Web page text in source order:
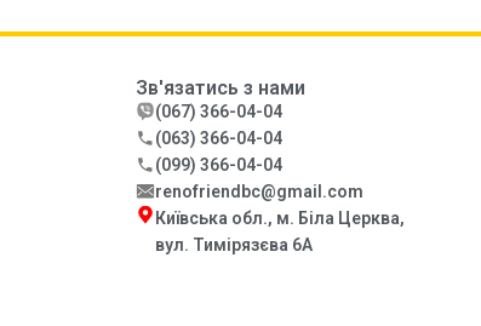
Зв'язатись з нами
(067) 366-04-04
(063) 366-04-04
(099) 366-04-04
renofriendbc@gmail.com
Київська обл., м. Біла Церква,
вул. Тимірязєва 6А